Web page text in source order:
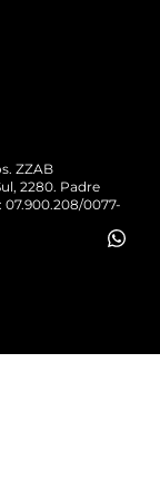
ZZAB
2280. Padre
07.900.208/0077-